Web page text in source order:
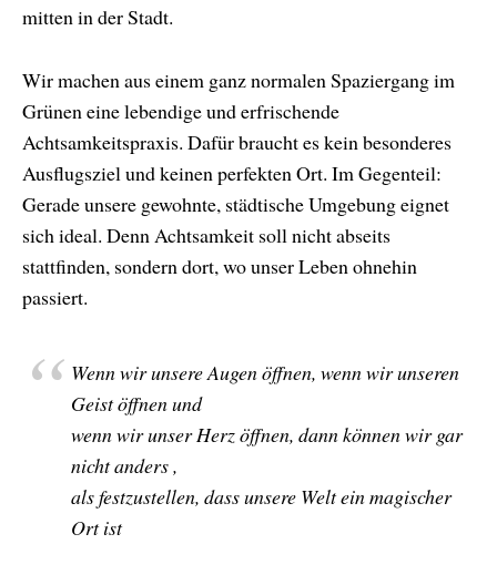
mitten in der Stadt.
Wir machen aus einem ganz normalen Spaziergang im
Grünen eine lebendige und erfrischende
Achtsamkeitspraxis. Dafür braucht es kein besonderes
Ausflugsziel und keinen perfekten Ort. Im Gegenteil:
Gerade unsere gewohnte, städtische Umgebung eignet
sich ideal. Denn Achtsamkeit soll nicht abseits
stattfinden, sondern dort, wo unser Leben ohnehin
passiert.
Wenn wir unsere Augen öffnen, wenn wir unseren
Geist öffnen und
wenn wir unser Herz öffnen, dann können wir gar
nicht anders ,
als festzustellen, dass unsere Welt ein magischer
Ort ist